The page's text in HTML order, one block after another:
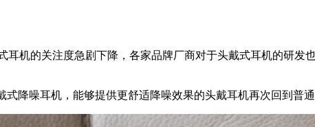
耳机的关注度急剧下降，各家品牌厂商对于头戴式耳机的研发
降噪耳机，能够提供更舒适降噪效果的头戴耳机再次回到普通